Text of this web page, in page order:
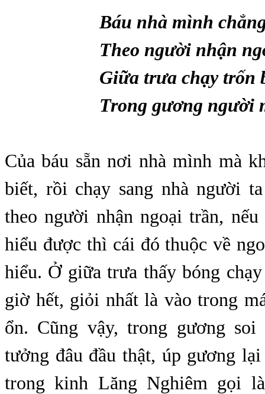
Báu nhà mình chẳng
Theo người nhận
Giữa trưa chạy trốn
Trong gương người
Của báu sẵn nơi nhà mình mà
biết, rồi chạy sang nhà người
theo người nhận ngoại trần,
hiểu được thì cái đó thuộc về
hiểu. Ở giữa trưa thấy bóng
giờ hết, giỏi nhất là vào trong
ổn. Cũng vậy, trong gương soi
tưởng đâu đầu thật, úp gương
trong kinh Lăng Nghiêm gọi